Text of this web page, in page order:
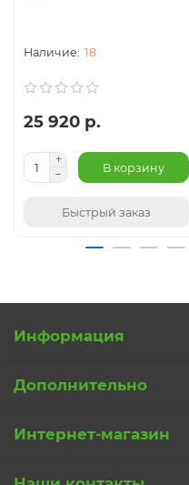
18
25 920 р.
В корзину
Быстрый заказ
Информация
Дополнительно
Интернет-магазин